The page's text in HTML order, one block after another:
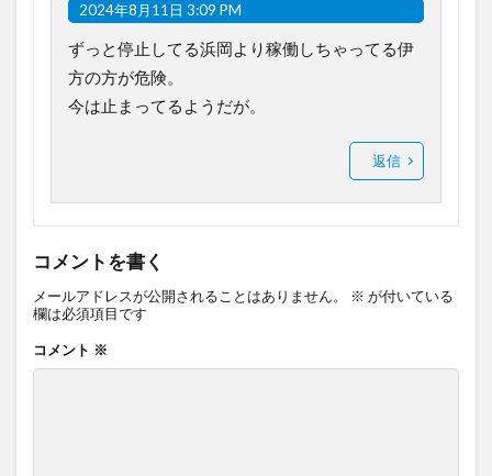
2024年8月11日 3:09 PM
ずっと停止してる浜岡より稼働しちゃってる伊
方の方が危険。
今は止まってるようだが。
返信
コメントを書く
メールアドレスが公開されることはありません。 ※ が付いている
欄は必須項目です
コメント ※